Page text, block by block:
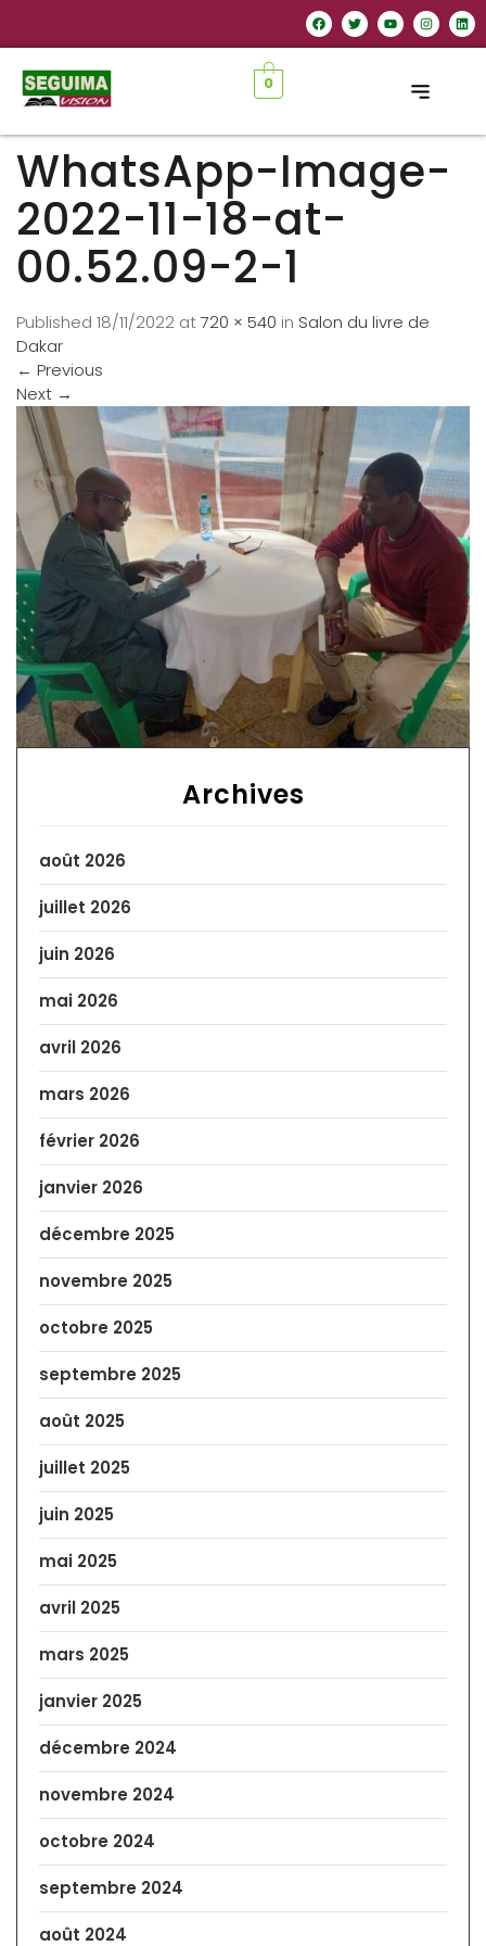
0
WhatsApp-Image-
2022-11-18-at-
00.52.09-2-1
Published 18/11/2022 at720 × 540 in Salon du livre de
Dakar
← Previous
Next →
Archives
août 2026
juillet 2026
juin 2026
mai 2026
avril 2026
mars 2026
février 2026
janvier 2026
décembre 2025
novembre 2025
octobre 2025
septembre 2025
août 2025
juillet 2025
juin 2025
mai 2025
avril 2025
mars 2025
janvier 2025
décembre 2024
novembre 2024
octobre 2024
septembre 2024
août 2024